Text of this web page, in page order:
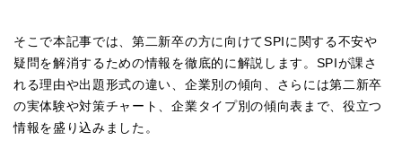
そこで本記事では、第二新卒の方に向けてSPIに関する不安や
疑問を解消するための情報を徹底的に解説します。SPIが課さ
れる理由や出題形式の違い、企業別の傾向、さらには第二新卒
の実体験や対策チャート、企業タイプ別の傾向表まで、役立つ
情報を盛り込みました。